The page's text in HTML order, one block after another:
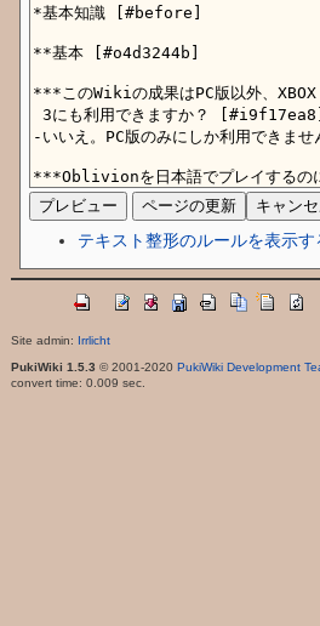
テキスト整形のルールを表示す
Site admin: Irrlicht
PukiWiki 1.5.3 © 2001-2020 PukiWiki Development
convert time: 0.009 sec.